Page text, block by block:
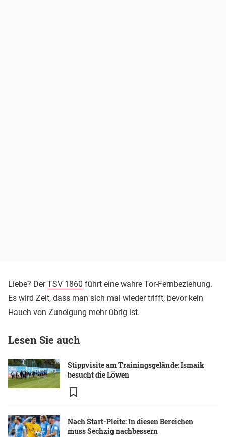
Liebe? DerTSV 1860 führt eine wahre Tor-Fernbeziehung.
Es wird Zeit, dass man sich mal wieder trifft, bevor kein
Hauch von Zuneigung mehr übrig ist.
Lesen Sie auch
Stippvisite am Trainingsgelände: Ismaik
besucht die Löwen
Nach Start-Pleite: In diesen Bereichen
muss Sechzig nachbessern